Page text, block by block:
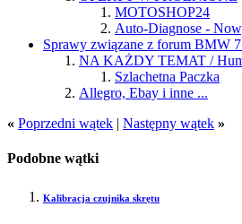
MOTOSHOP24
Auto-Diagnose -
Sprawy związane z forum BMW
NA KAŻDY TEMAT /
Szlachetna Paczka
Allegro, Ebay i inne ...
« Poprzedni wątek | Następny wątek »
Podobne wątki
Kalibracja czujnika skrętu